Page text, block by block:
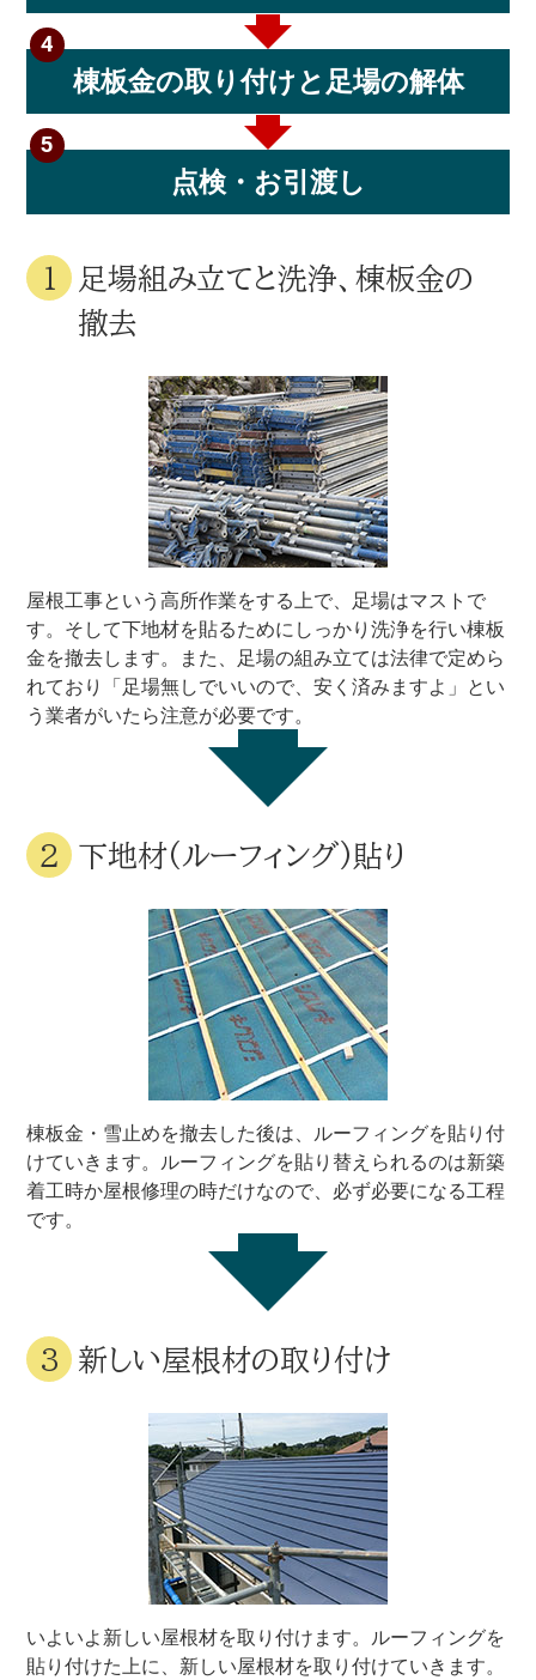
棟板金の取り付けと足場の解体
点検・お引渡し
足場組み立てと洗浄、棟板金の
撤去
屋根工事という高所作業をする上で、足場はマストで
す。そして下地材を貼るためにしっかり洗浄を行い棟板
金を撤去します。また、足場の組み立ては法律で定めら
れており「足場無しでいいので、安く済みますよ」とい
う業者がいたら注意が必要です。
下地材(ルーフィング)貼り
棟板金・雪止めを撤去した後は、ルーフィングを貼り付
けていきます。ルーフィングを貼り替えられるのは新築
着工時か屋根修理の時だけなので、必ず必要になる工程
です。
新しい屋根材の取り付け
いよいよ新しい屋根材を取り付けます。ルーフィングを
貼り付けた上に、新しい屋根材を取り付けていきます。